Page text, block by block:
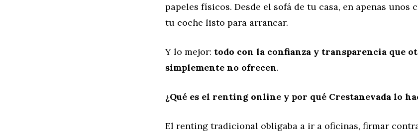
papeles físicos. Desde el sofá de tu casa, en apenas unos
tu coche listo para arrancar.
Y lo mejor: todo con la confianza y transparencia que
simplemente no ofrecen.
¿Qué es el renting online y por qué Crestanevada lo
El renting tradicional obligaba a ir a oficinas, firmar